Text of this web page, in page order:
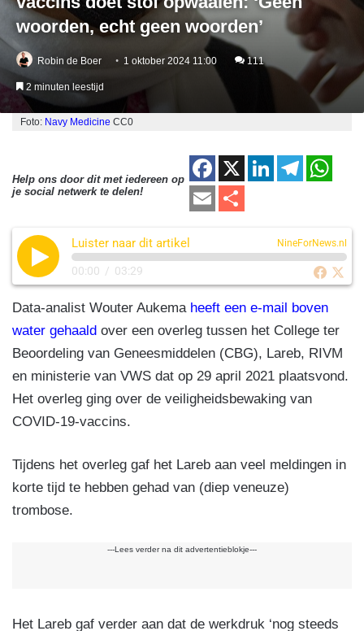
woorden, echt geen woorden’
Robin de Boer 1 oktober 2024 11:00 111
2 minuten leestijd
Foto: Navy Medicine CC0
Help ons door dit met iedereen op
je social netwerk te delen!
F
a
c
e
o
o
k
X
Li
e
n
T
gr
a
m
s
A
p
E
aile
Luister naar dit artikel NineForNews.nl
00:00 / 03:29
Data-analist Wouter Aukema heeft een e-mail boven
water gehaald over een overleg tussen het College ter
Beoordeling van Geneesmiddelen (CBG), Lareb, RIVM
en ministerie van VWS dat op 29 april 2021 plaatsvond.
Het overleg ging over de veiligheidsbewaking van
COVID-19-vaccins.
Tijdens het overleg gaf het Lareb aan veel meldingen in
korte tijd te hebben gehad van (diep veneuze)
trombose.
---Lees verder na dit advertentieblokje---
Het Lareb gaf verder aan dat de werkdruk ‘nog steeds